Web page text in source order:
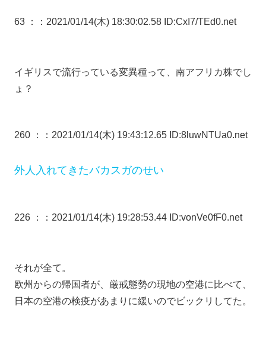
63 ： ：2021/01/14(木) 18:30:02.58 ID:CxI7/TEd0.net
イギリスで流行っている変異種って、南アフリカ株でし
ょ？
260 ： ：2021/01/14(木) 19:43:12.65 ID:8luwNTUa0.net
外人入れてきたバカスガのせい
226 ： ：2021/01/14(木) 19:28:53.44 ID:vonVe0fF0.net
それが全て。
欧州からの帰国者が、厳戒態勢の現地の空港に比べて、
日本の空港の検疫があまりに緩いのでビックリしてた。